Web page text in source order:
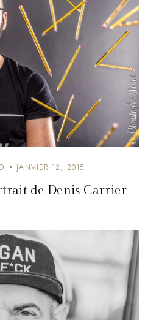
JANVIER 12, 2015
de Denis Carrier